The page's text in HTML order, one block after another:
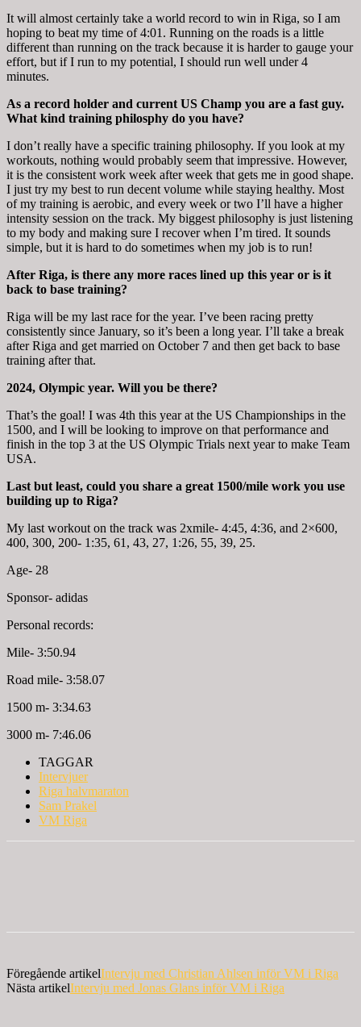
It will almost certainly take a world record to win in Riga, so I am
hoping to beat my time of4:01 . Running on the roads is a little
different than running on the track because it is harder to gauge your
effort, but if I run to my potential, I should run well under 4
minutes.
As a record holder and current US Champ you are a fast guy.
What kind training philosphy do you have?
I don’t really have a specific training philosophy. If you look at my
workouts, nothing would probably seem that impressive. However,
it is the consistent work week after week that gets me in good shape.
I just try my best to run decent volume while staying healthy. Most
of my training is aerobic, and every week or two I’ll have a higher
intensity session on the track. My biggest philosophy is just listening
to my body and making sure I recover when I’m tired. It sounds
simple, but it is hard to do sometimes when my job is to run!
After Riga, is there any more races lined up this year or is it
back to base training?
Riga will be my last race for the year. I’ve been racing pretty
consistently since January, so it’s been a long year. I’ll take a break
after Riga and get married on October 7 and then get back to base
training after that.
2024, Olympic year. Will you be there?
That’s the goal! I was 4th this year at the US Championships in the
1500, and I will be looking to improve on that performance and
finish in the top 3 at the US Olympic Trials next year to make Team
USA.
Last but least, could you share a great 1500/mile work you use
building up to Riga?
My last workout on the track was 2xmile- 4:45, 4:36, and 2×600,
400, 300, 200- 1:35, 61, 43, 27, 1:26, 55, 39, 25.
Age- 28
Sponsor- adidas
Personal records:
Mile- 3:50.94
Road mile- 3:58.07
1500 m- 3:34.63
3000 m- 7:46.06
TAGGAR
Intervjuer
Riga halvmaraton
Sam Prakel
VM Riga
Föregående artikelIntervju med Christian Ahlsen inför VM i Riga
Nästa artikelIntervju med Jonas Glans inför VM i Riga